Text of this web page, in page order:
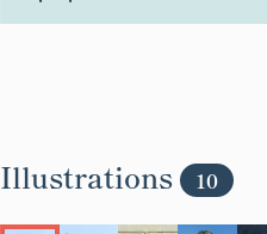
Illustrations 10